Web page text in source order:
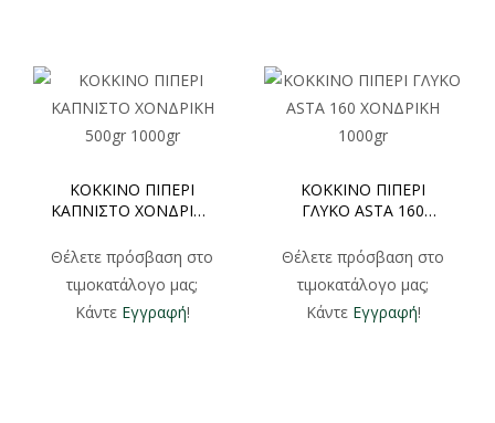
ΚΟΚΚΙΝΟ ΠΙΠΕΡΙ
ΚΑΠΝΙΣΤΟ ΧΟΝΔΡΙΚΗ
Θέλετε πρόσβαση στο
τιμοκατάλογο μας;
Κάντε Εγγραφή!
ΚΟΚΚΙΝΟ ΠΙΠΕΡΙ
ΓΛΥΚΟ ASTA 160
Θέλετε πρόσβαση στο
τιμοκατάλογο μας;
Κάντε Εγγραφή!